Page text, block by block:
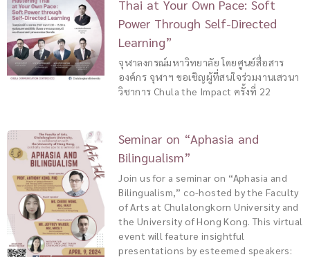
Thai at Your Own Pace: Soft
Power Through Self-Directed
Learning”
จุฬาลงกรณ์มหาวิทยาลัย โดยศูนย์สื่อสาร
องค์กร จุฬาฯ ขอเชิญผู้ที่สนใจร่วมงานเสวนา
วิชาการ Chula the Impact ครั้งที่ 22
Seminar on “Aphasia and
Bilingualism”
Join us for a seminar on “Aphasia and
Bilingualism,” co-hosted by the Faculty
of Arts at Chulalongkorn University and
the University of Hong Kong. This virtual
event will feature insightful
presentations by esteemed speakers: